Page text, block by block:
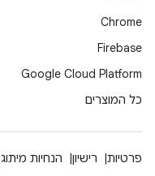
Chrome
Firebase
Google Cloud Platform
כל המוצרים
פרטיות רישיון הנחיות מיתוג